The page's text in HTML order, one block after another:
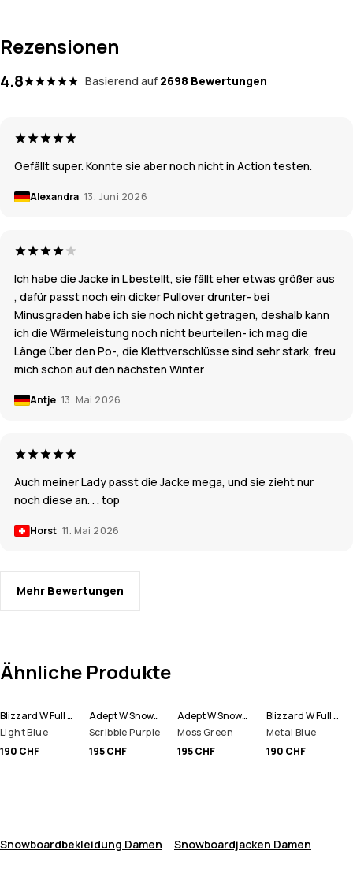
Rezensionen
4.8 Basierend auf 2698 Bewertungen
Gefällt super. Konnte sie aber noch nicht in Action testen.
Alexandra 13. Juni 2026
Ich habe die Jacke in L bestellt, sie fällt eher etwas größer aus
, dafür passt noch ein dicker Pullover drunter- bei
Minusgraden habe ich sie noch nicht getragen, deshalb kann
ich die Wärmeleistung noch nicht beurteilen- ich mag die
Länge über den Po-, die Klettverschlüsse sind sehr stark, freu
mich schon auf den nächsten Winter
Antje 13. Mai 2026
Auch meiner Lady passt die Jacke mega, und sie zieht nur
noch diese an. . . top
Horst 11. Mai 2026
Mehr Bewertungen
Ähnliche Produkte
Blizzard W Full Zip Snowboardjacke Women
Light Blue
190 CHF
Adept W Snowboardjacke Women
Scribble Purple
195 CHF
Adept W Snowboardjacke Women
Moss Green
195 CHF
Blizzard W Full Zip Snowboardjacke Women
Metal Blue
190 CHF
Snowboardbekleidung Damen Snowboardjacken Damen